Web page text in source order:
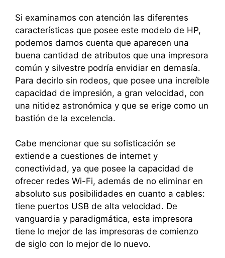
Si examinamos con atención las diferentes
características que posee este modelo de HP,
podemos darnos cuenta que aparecen una
buena cantidad de atributos que una impresora
común y silvestre podría envidiar en demasía.
Para decirlo sin rodeos, que posee una increíble
capacidad de impresión, a gran velocidad, con
una nitidez astronómica y que se erige como un
bastión de la excelencia.
Cabe mencionar que su sofisticación se
extiende a cuestiones de internet y
conectividad, ya que posee la capacidad de
ofrecer redes Wi-Fi, además de no eliminar en
absoluto sus posibilidades en cuanto a cables:
tiene puertos USB de alta velocidad. De
vanguardia y paradigmática, esta impresora
tiene lo mejor de las impresoras de comienzo
de siglo con lo mejor de lo nuevo.